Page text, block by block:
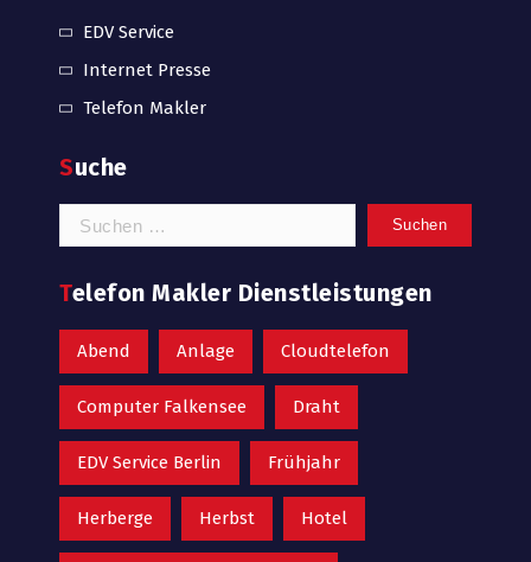
EDV Service
Internet Presse
Telefon Makler
Suche
Suchen
nach:
Telefon Makler Dienstleistungen
Abend Anlage Cloudtelefon
Computer Falkensee Draht
EDV Service Berlin Frühjahr
Herberge Herbst Hotel